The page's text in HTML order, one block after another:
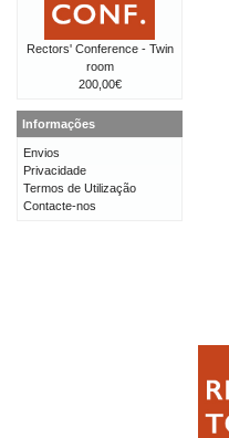
Rectors' Conference - Twin
room
200,00€
Informações
Envios
Privacidade
Termos de Utilização
Contacte-nos